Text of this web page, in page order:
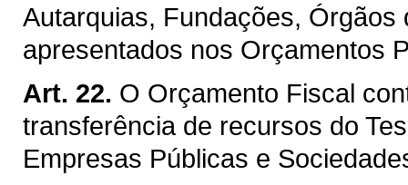
Autarquias, Fundações,
apresentados nos Orçamentos
Art. 22. O Orçamento Fiscal
transferência de recursos do
Empresas Públicas e